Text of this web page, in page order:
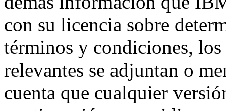
con su licencia sobre
términos y condiciones,
relevantes se adjuntan o
cuenta que cualquier